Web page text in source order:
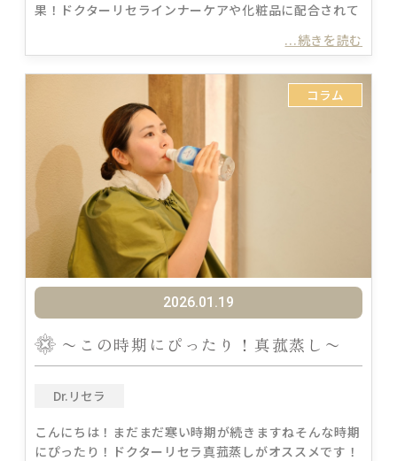
果！ドクターリセラインナーケアや化粧品に配合されて
...続きを読む
2026.01.19
〜この時期にぴったり！真菰蒸し〜
コラム
Dr.リセラ
こんにちは！まだまだ寒い時期が続きますねそんな時期
にぴったり！ドクターリセラ真菰蒸しがオススメです！